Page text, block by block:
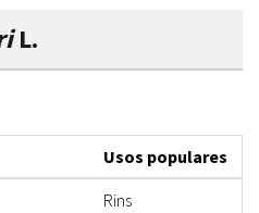
L.
Usos populares
Rins